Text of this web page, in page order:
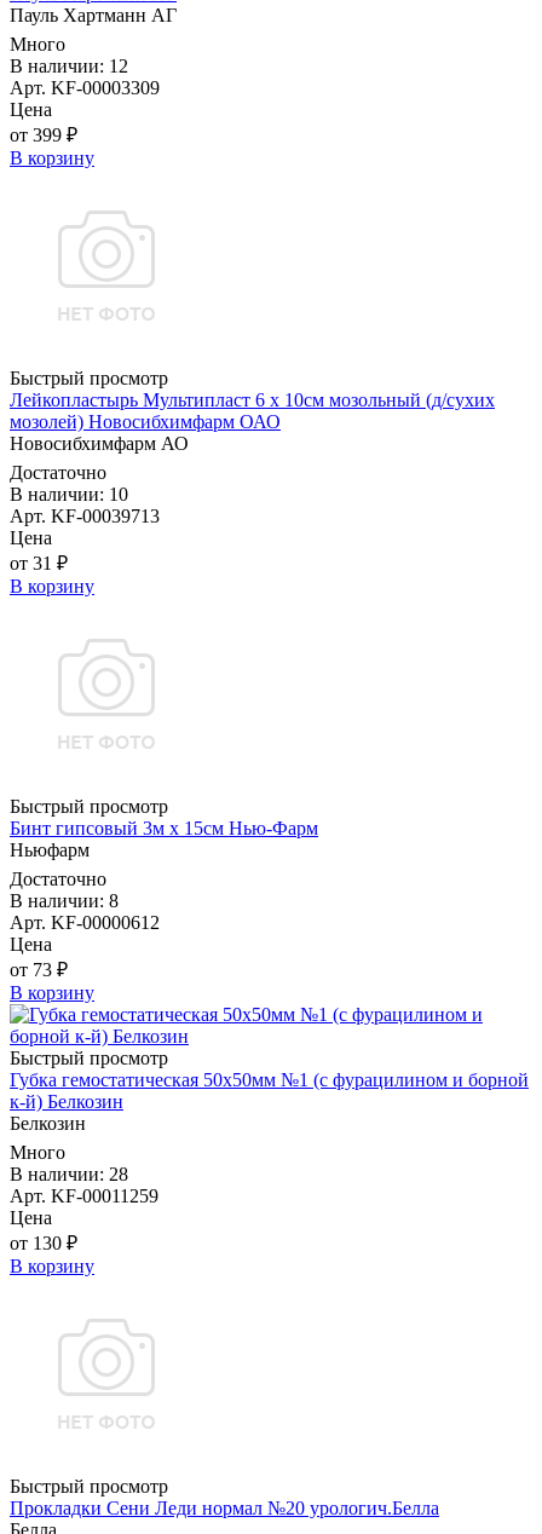
Пауль Хартманн AГ
Много
В наличии: 12
Арт. KF-00003309
Цена
от 399 ₽
В корзину
Быстрый просмотр
Лейкопластырь Мультипласт 6 х 10см мозольный (д/сухих
мозолей) Новосибхимфарм ОАО
Новосибхимфарм АО
Достаточно
В наличии: 10
Арт. KF-00039713
Цена
от 31 ₽
В корзину
Быстрый просмотр
Бинт гипсовый 3м х 15см Нью-Фарм
Ньюфарм
Достаточно
В наличии: 8
Арт. KF-00000612
Цена
от 73 ₽
В корзину
Быстрый просмотр
Губка гемостатическая 50х50мм №1 (с фурацилином и борной
к-й) Белкозин
Белкозин
Много
В наличии: 28
Арт. KF-00011259
Цена
от 130 ₽
В корзину
Быстрый просмотр
Прокладки Сени Леди нормал №20 урологич.Белла